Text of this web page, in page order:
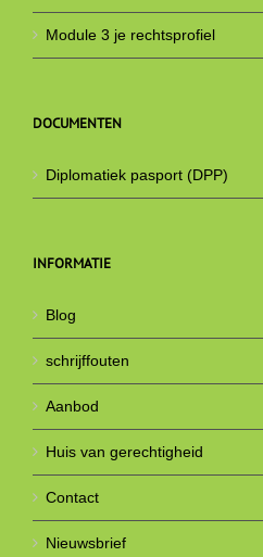
Module 3 je rechtsprofiel
DOCUMENTEN
Diplomatiek pasport (DPP)
INFORMATIE
Blog
schrijffouten
Aanbod
Huis van gerechtigheid
Contact
Nieuwsbrief